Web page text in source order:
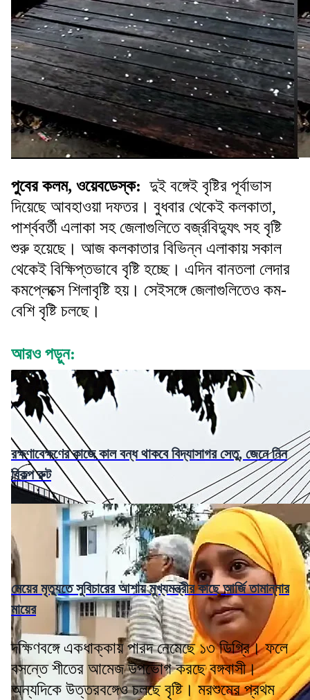
পুবের কলম, ওয়েবডেস্ক:দুই বঙ্গেই বৃষ্টির পূর্বাভাস
দিয়েছে আবহাওয়া দফতর। বুধবার থেকেই কলকাতা,
পার্শ্ববর্তী এলাকা সহ জেলাগুলিতে বর্জ্রবিদ্যুৎ সহ বৃষ্টি
শুরু হয়েছে। আজ কলকাতার বিভিন্ন এলাকায় সকাল
থেকেই বিক্ষিপ্তভাবে বৃষ্টি হচ্ছে। এদিন বানতলা লেদার
কমপ্লেক্সে শিলাবৃষ্টি হয়। সেইসঙ্গে জেলাগুলিতেও কম-
বেশি বৃষ্টি চলছে।
আরও পড়ুন:
রক্ষণাবেক্ষণের কাজে কাল বন্ধ থাকবে বিদ্যাসাগর সেতু, জেনে নিন
বিকল্প রুট
মেয়ের মৃত্যুতে সুবিচারের আশায় মুখ্যমন্ত্রীর কাছে আর্জি তামান্নার
মায়ের
দক্ষিণবঙ্গে একধাক্কায় পারদ নেমেছে ১৩ ডিগ্রি। ফলে
বসন্তে শীতের আমেজ উপভোগ করছে বঙ্গবাসী।
অন্যদিকে উত্তরবঙ্গেও চলছে বৃষ্টি। মরশুমের প্রথম